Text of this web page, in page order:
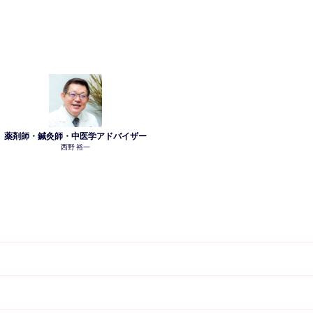
薬剤師・鍼灸師・中医学アドバイザー
西野 裕一